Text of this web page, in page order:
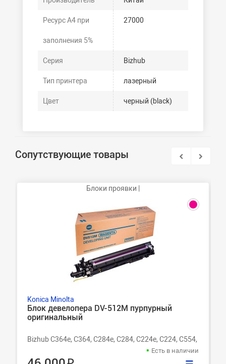
Ресурс А4 при
заполнения 5%
27000
Серия Bizhub
Тип принтера лазерный
Цвет черный (black)
Сопутствующие товары
Блоки проявки |
Konica Minolta
Блок девелопера DV-512M пурпурный
оригинальный
Bizhub C364e, C364, C284e, C284, C224e, C224, C554, C454e,
Есть в наличии